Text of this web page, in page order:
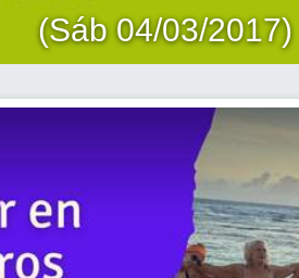
(Sáb 04/03/2017)